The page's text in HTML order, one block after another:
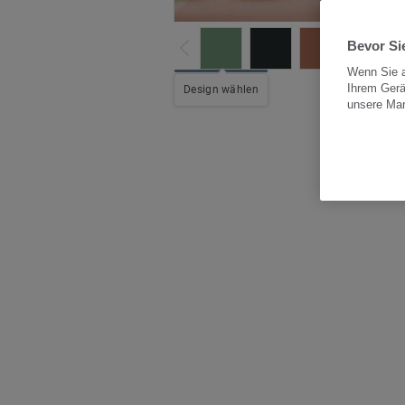
Design wählen Alle
Bevor
Wenn Sie
Ihrem
unsere